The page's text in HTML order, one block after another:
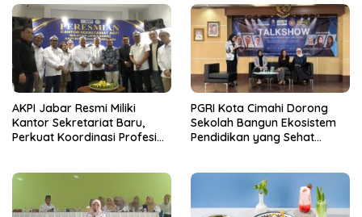
AKPI Jabar Resmi Miliki
Kantor Sekretariat Baru,
Perkuat Koordinasi Profesi
PGRI Kota Cimahi Dorong
Sekolah Bangun Ekosistem
Pendidikan yang Sehat